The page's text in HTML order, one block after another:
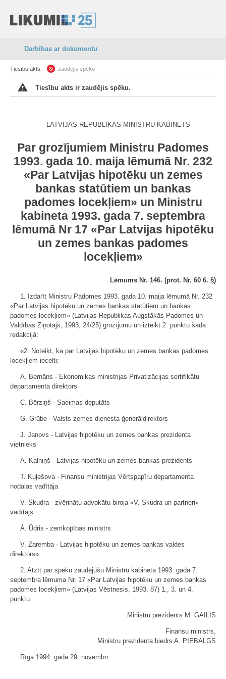
Darbības ar dokumentu
Tiesību akts: zaudējis spēku
Tiesību akts ir zaudējis spēku.
LATVIJAS REPUBLIKAS MINISTRU KABINETS
Par grozījumiem Ministru Padomes
1993. gada 10. maija lēmumā Nr. 232
«Par Latvijas hipotēku un zemes
bankas statūtiem un bankas
padomes locekļiem» un Ministru
kabineta 1993. gada 7. septembra
lēmumā Nr 17 «Par Latvijas hipotēku
un zemes bankas padomes
locekļiem»
Lēmums Nr. 146. (prot. Nr. 60 6. §)
1. Izdarīt Ministru Padomes 1993. gada 10. maija lēmumā Nr. 232
«Par Latvijas hipotēku un zemes bankas statūtiem un bankas
padomes locekļiem» (Latvijas Republikas Augstākās Padomes un
Valdības Ziņotājs, 1993, 24/25) grozījumu un izteikt 2. punktu šādā
redakcijā:
«2. Noteikt, ka par Latvijas hipotēku un zemes bankas padomes
locekļiem iecelti:
A. Bernāns - Ekonomikas ministrijas Privatizācijas sertifikātu
departamenta direktors
C. Bērziņš - Saeimas deputāts
G. Grūbe - Valsts zemes dienesta ģenerāldirektors
J. Janovs - Latvijas hipotēku un zemes bankas prezidenta
vietnieks
A. Kalniņš - Latvijas hipotēku un zemes bankas prezidents
T. Kuļešova - Finansu ministrijas Vērtspapīru departamenta
nodaļas vadītāja
V. Skudra - zvērinātu advokātu biroja «V. Skudra un partneri»
vadītājs
Ā. Ūdris - zemkopības ministrs
V. Zaremba - Latvijas hipotēku un zemes bankas valdes
direktors».
2. Atzīt par spēku zaudējušu Ministru kabineta 1993. gada 7.
septembra lēmuma Nr. 17 «Par Latvijas hipotēku un zemes bankas
padomes locekļiem» (Latvijas Vēstnesis, 1993, 87) 1., 3. un 4.
punktu.
Ministru prezidents M. GAILIS
Finansu ministrs,
Ministru prezidenta biedrs A. PIEBALGS
Rīgā 1994. gada 29. novembrī